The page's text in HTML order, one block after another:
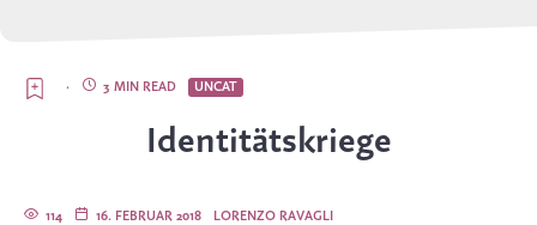
UNCAT
3 MIN READ
·
Identitätskriege
LORENZO RAVAGLI
16. FEBRUAR 2018
114